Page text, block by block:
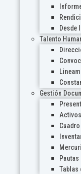
Desde
Talento
Gestión
Tablas